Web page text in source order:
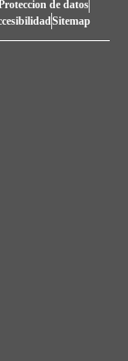
de datos
Sitemap